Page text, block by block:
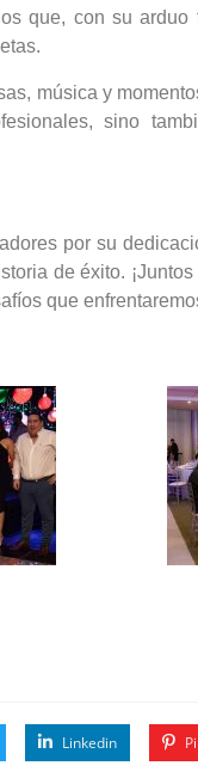
que, con su arduo
música y
sino
por su
de éxito.
que
Linkedin